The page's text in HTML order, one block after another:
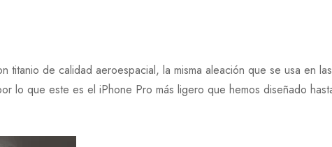
titanio de calidad aeroespacial, la misma aleación que se usa en
lo que este es el iPhone Pro más ligero que hemos diseñado